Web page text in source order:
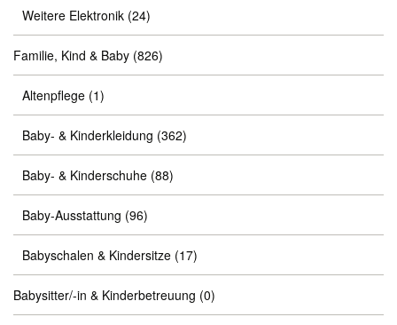
Weitere Elektronik (24)
Familie, Kind & Baby (826)
Altenpflege (1)
Baby- & Kinderkleidung (362)
Baby- & Kinderschuhe (88)
Baby-Ausstattung (96)
Babyschalen & Kindersitze (17)
Babysitter/-in & Kinderbetreuung (0)